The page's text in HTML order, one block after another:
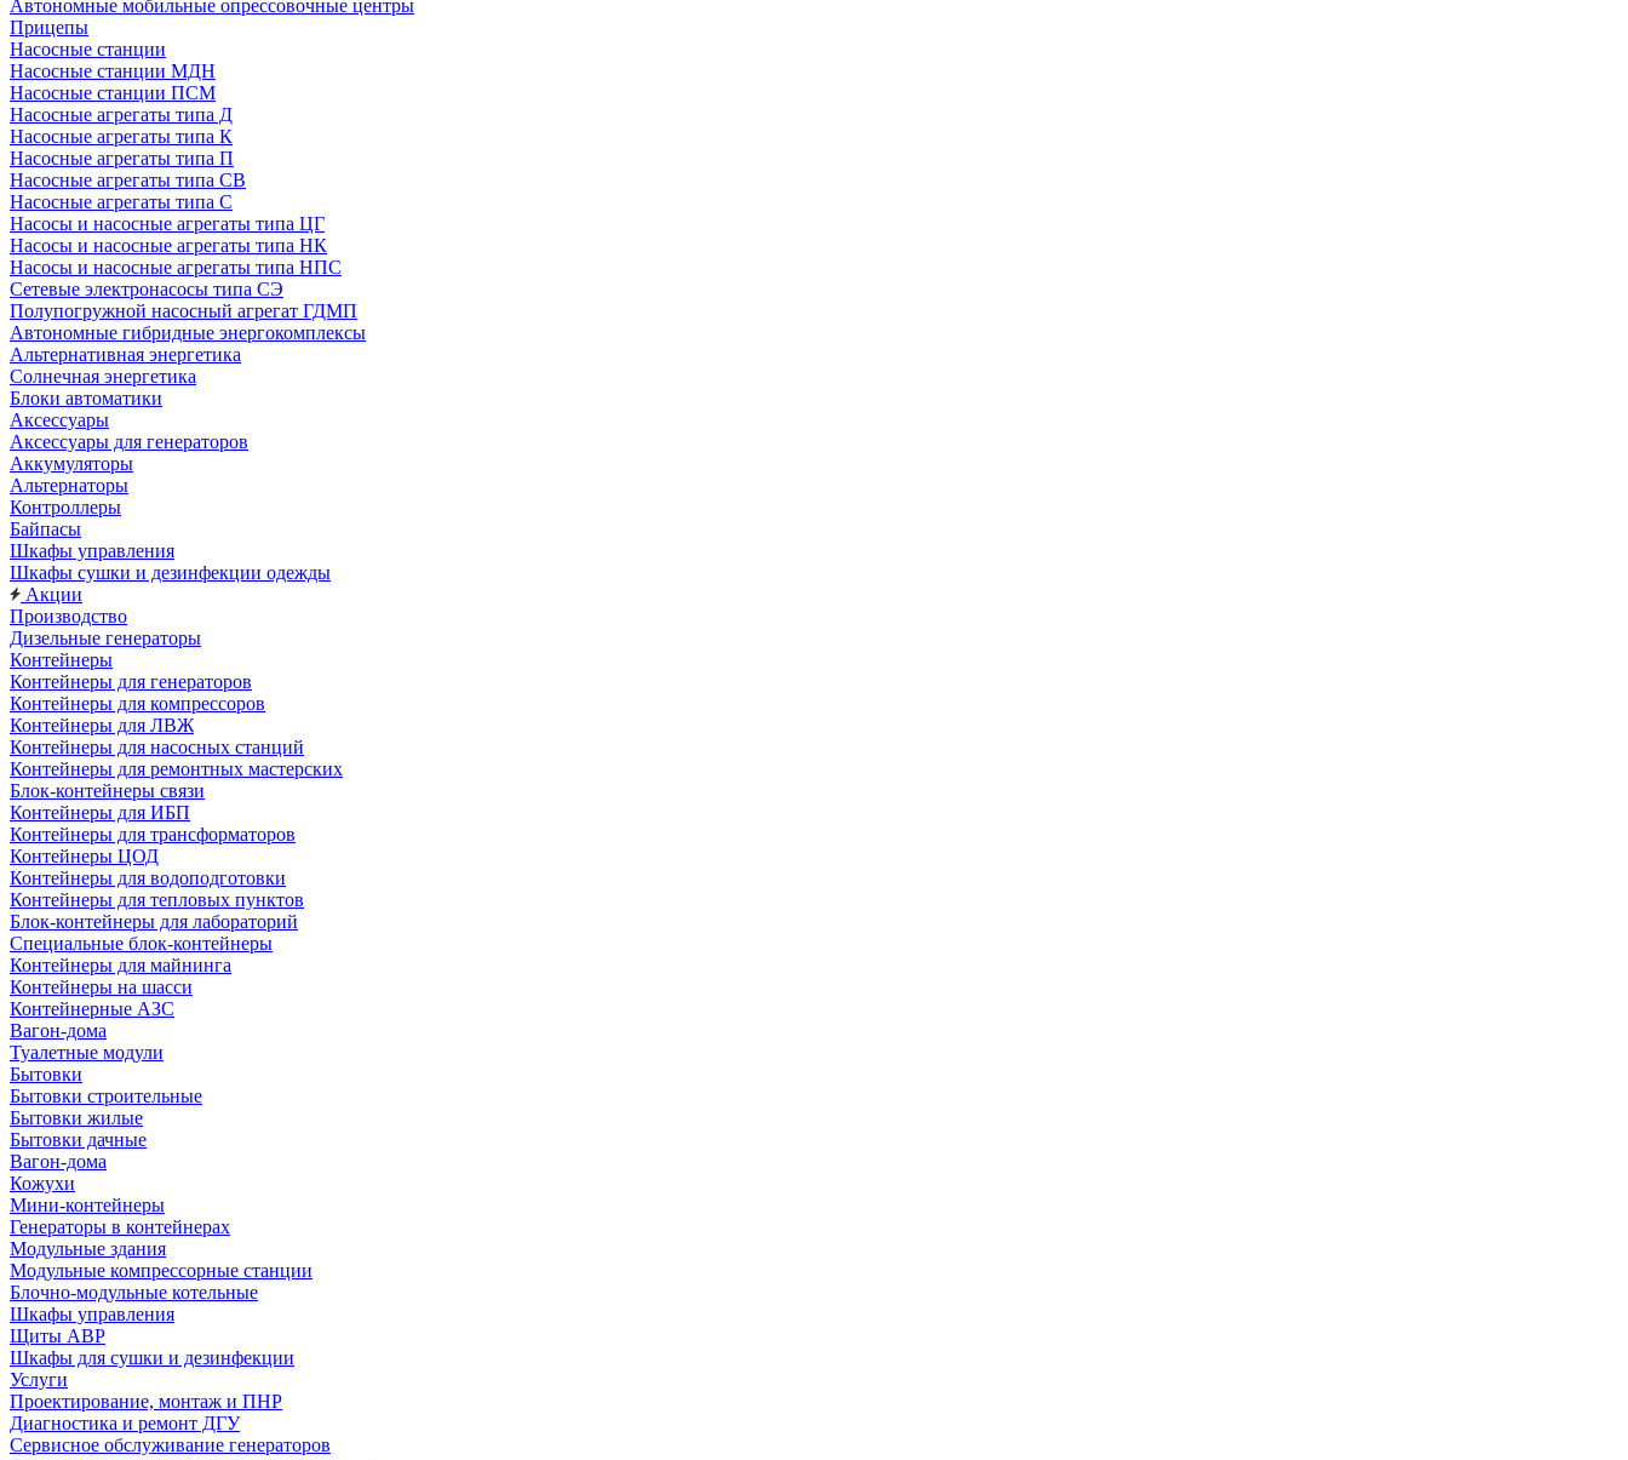
Автономные мобильные опрессовочные центры
Прицепы
Насосные станции
Насосные станции МДН
Насосные станции ПСМ
Насосные агрегаты типа Д
Насосные агрегаты типа К
Насосные агрегаты типа П
Насосные агрегаты типа СВ
Насосные агрегаты типа С
Насосы и насосные агрегаты типа ЦГ
Насосы и насосные агрегаты типа НК
Насосы и насосные агрегаты типа НПС
Сетевые электронасосы типа СЭ
Полупогружной насосный агрегат ГДМП
Автономные гибридные энергокомплексы
Альтернативная энергетика
Солнечная энергетика
Блоки автоматики
Аксессуары
Аксессуары для генераторов
Аккумуляторы
Альтернаторы
Контроллеры
Байпасы
Шкафы управления
Шкафы сушки и дезинфекции одежды
Акции
Производство
Дизельные генераторы
Контейнеры
Контейнеры для генераторов
Контейнеры для компрессоров
Контейнеры для ЛВЖ
Контейнеры для насосных станций
Контейнеры для ремонтных мастерских
Блок-контейнеры связи
Контейнеры для ИБП
Контейнеры для трансформаторов
Контейнеры ЦОД
Контейнеры для водоподготовки
Контейнеры для тепловых пунктов
Блок-контейнеры для лабораторий
Специальные блок-контейнеры
Контейнеры для майнинга
Контейнеры на шасси
Контейнерные АЗС
Вагон-дома
Туалетные модули
Бытовки
Бытовки строительные
Бытовки жилые
Бытовки дачные
Вагон-дома
Кожухи
Мини-контейнеры
Генераторы в контейнерах
Модульные здания
Модульные компрессорные станции
Блочно-модульные котельные
Шкафы управления
Щиты АВР
Шкафы для сушки и дезинфекции
Услуги
Проектирование, монтаж и ПНР
Диагностика и ремонт ДГУ
Сервисное обслуживание генераторов